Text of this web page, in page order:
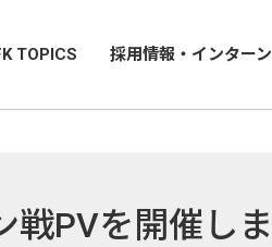
TOPICS 採用情報・インター
戦PVを開催し